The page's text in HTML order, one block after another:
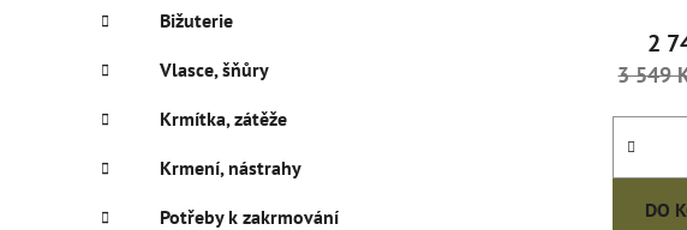
Bižuterie
Vlasce, šňůry
Krmítka, zátěže
Krmení, nástrahy
Potřeby k zakrmování
2
3 549
DO